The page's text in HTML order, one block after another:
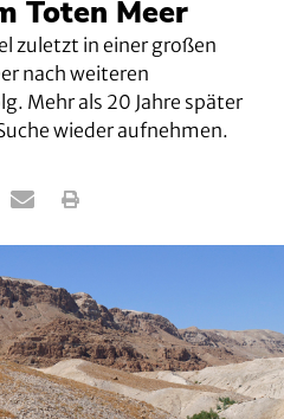
Toten Meer
zuletzt in einer großen
nach weiteren
Mehr als 20 Jahre später
wieder aufnehmen.